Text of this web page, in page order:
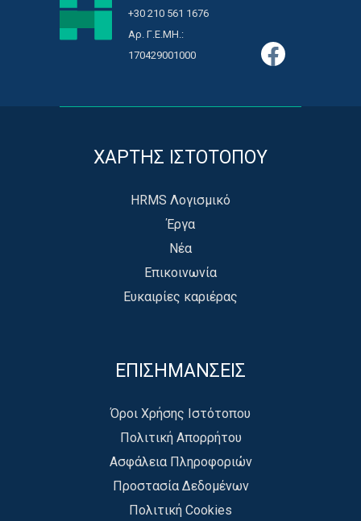
+30 210 561 1676
Αρ. Γ.Ε.ΜΗ.:
170429001000
ΧΑΡΤΗΣ ΙΣΤΟΤΟΠΟΥ
HRMS Λογισμικό
Έργα
Νέα
Επικοινωνία
Ευκαιρίες καριέρας
ΕΠΙΣΗΜΑΝΣΕΙΣ
Όροι Χρήσης Ιστότοπου
Πολιτική Απορρήτου
Ασφάλεια Πληροφοριών
Προστασία Δεδομένων
Πολιτική Cookies